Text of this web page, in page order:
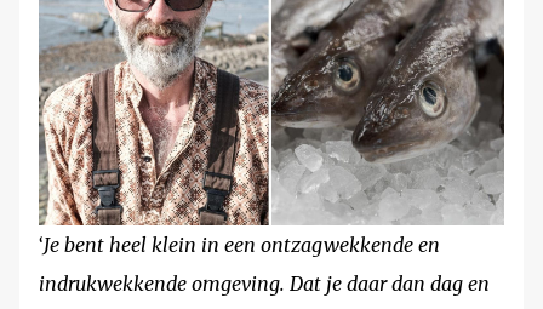
‘Je bent heel klein in een ontzagwekkende en
indrukwekkende omgeving. Dat je daar dan dag en